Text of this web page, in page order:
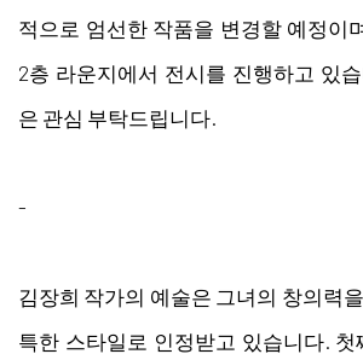
적으로 엄선한 작품을 변경할 예정이
2층 라운지에서 전시를 진행하고 있
은 관심 부탁드립니다.
-
김장희 작가의 예술은 그녀의 창의력
특한 스타일로 인정받고 있습니다.